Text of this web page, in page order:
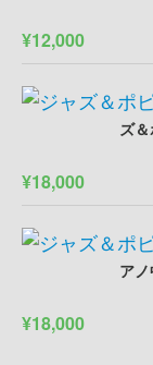
¥12,000
ズ
¥18,000
ア
¥18,000